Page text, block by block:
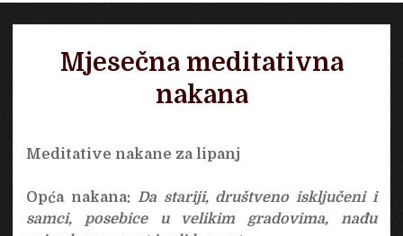
Mjesečna meditativna
nakana
Meditative nakane za lipanj
Opća nakana: Da stariji, društveno isključeni i
samci, posebice u velikim gradovima, nađu